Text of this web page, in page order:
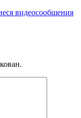
видеосообщения